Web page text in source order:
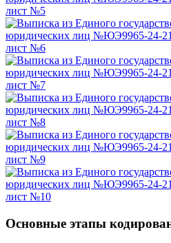
Основные этапы